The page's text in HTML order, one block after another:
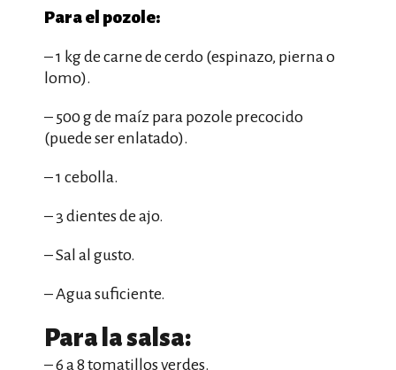
Para el pozole:
– 1 kg de carne de cerdo (espinazo, pierna o
lomo).
– 500 g de maíz para pozole precocido
(puede ser enlatado).
– 1 cebolla.
– 3 dientes de ajo.
– Sal al gusto.
– Agua suficiente.
Para la salsa:
– 6 a 8 tomatillos verdes.